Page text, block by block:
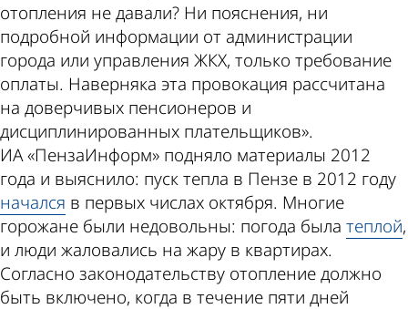
отопления не давали? Ни пояснения, ни
подробной информации от администрации
города или управления ЖКХ, только требование
оплаты. Наверняка эта провокация рассчитана
на доверчивых пенсионеров и
дисциплинированных плательщиков».
ИА «ПензаИнформ» подняло материалы 2012
года и выяснило: пуск тепла в Пензе в 2012 году
начался в первых числах октября. Многие
горожане были недовольны: погода была теплой,
и люди жаловались на жару в квартирах.
Согласно законодательству отопление должно
быть включено, когда в течение пяти дней